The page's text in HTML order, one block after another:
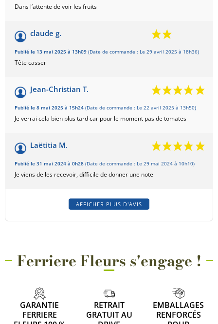
Dans l’attente de voir les fruits
claude g.
Publié le 13 mai 2025 à 13h09 (Date de commande : Le 29 avril 2025 à 18h36)
Tête casser
Jean-Christian T.
Publié le 8 mai 2025 à 15h24 (Date de commande : Le 22 avril 2025 à 13h50)
Je verrai cela bien plus tard car pour le moment pas de tomates
Laëtitia M.
Publié le 31 mai 2024 à 0h28 (Date de commande : Le 29 mai 2024 à 10h10)
Je viens de les recevoir, difficile de donner une note
AFFICHER PLUS D'AVIS
Ferriere Fleurs s'engage !
GARANTIE
FERRIERE
RETRAIT
GRATUIT AU
EMBALLAGES
RENFORCÉS